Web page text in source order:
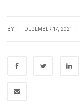
BY DECEMBER 17, 2021